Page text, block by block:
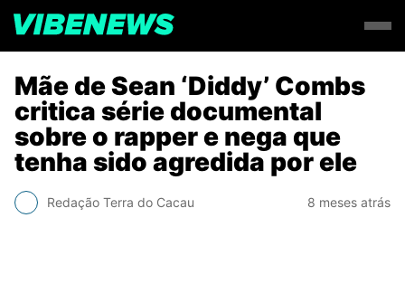
Mãe de Sean ‘Diddy’ Combs
critica série documental
sobre o rapper e nega que
tenha sido agredida por ele
Redação Terra do Cacau 8 meses atrás